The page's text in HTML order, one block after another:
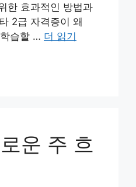
한 효과적인 방법과
2급 자격증이 왜
습할 … 더 읽기
운 주 흐